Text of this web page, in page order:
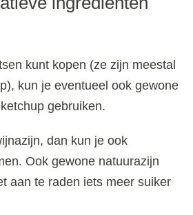
kunt kopen (ze zijn meestal
kun je eventueel ook gewone
gebruiken.
dan kun je ook
Ook gewone natuurazijn
aan te raden iets meer suiker